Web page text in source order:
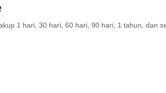
1 hari, 30 hari, 60 hari, 90 hari, 1 tahun, dan